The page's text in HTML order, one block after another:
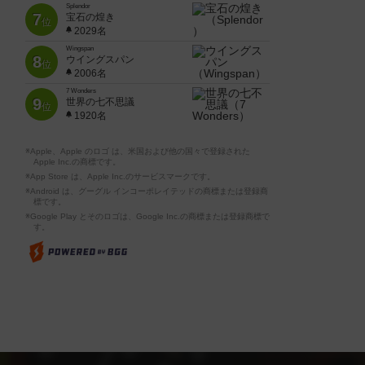
7位
Splendor
宝石の煌き
2029名
8位
Wingspan
ウイングスパン
2006名
9位
7 Wonders
世界の七不思議
1920名
※Apple、Apple のロゴ は、米国および他の国々で登録された
Apple Inc.の商標です。
※App Store は、Apple Inc.のサービスマークです。
※Android は、グーグル インコーポレイテッドの商標または登録商
標です。
※Google Play とそのロゴは、Google Inc.の商標または登録商標で
す。